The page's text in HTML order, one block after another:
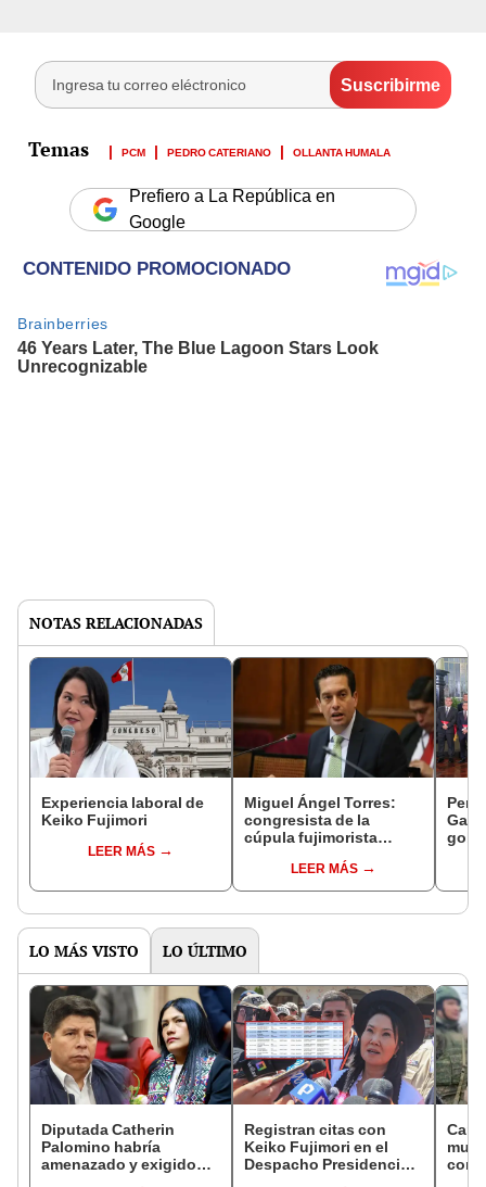
PCM PEDRO CATERIANO OLLANTA HUMALA
Prefiero a La República en
Google
NOTAS RELACIONADAS
Experiencia laboral de
Keiko Fujimori
LEER MÁS
Miguel Ángel Torres:
congresista de la
cúpula fujimorista
del SenadoLEER MÁS
LO MÁS VISTO LO ÚLTIMO
Diputada Catherin
Palomino habría
amenazado y exigido
Registran citas con
Keiko Fujimori en el
Despacho Presidencial